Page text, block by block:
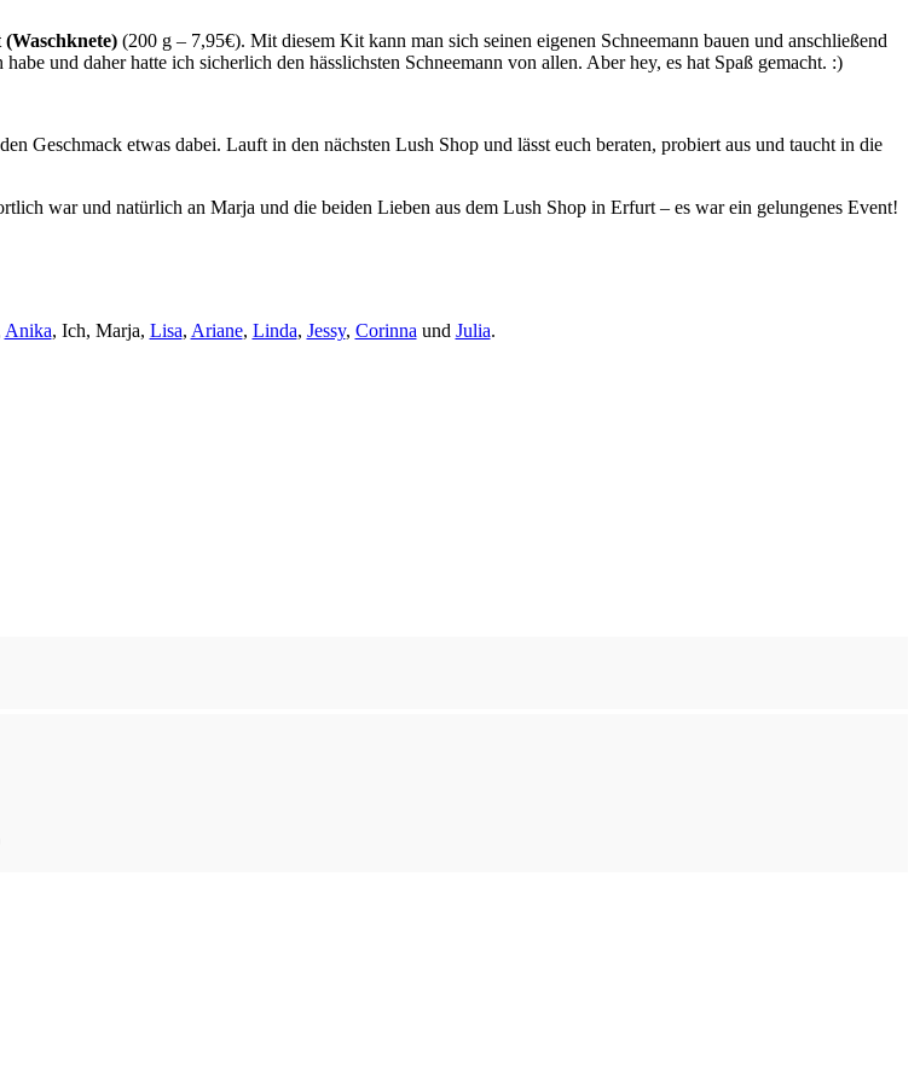
(200 g – 7,95€). Mit diesem Kit kann man sich seinen eigenen Schneemann bauen und anschließend
und daher hatte ich sicherlich den hässlichsten Schneemann von allen. Aber hey, es hat Spaß gemacht. :)
Geschmack etwas dabei. Lauft in den nächsten Lush Shop und lässt euch beraten, probiert aus und taucht in die
war und natürlich an Marja und die beiden Lieben aus dem Lush Shop in Erfurt – es war ein gelungenes Event!
Anika, Ich, Marja, Lisa, Ariane, Linda, Jessy, Corinna und Julia.